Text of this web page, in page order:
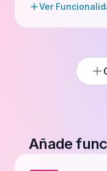
Ver
Añade